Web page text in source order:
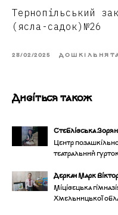
Тернопільський
(ясла-садок)№26
28/02/2025
Дивіться також
Стеблівська
Центр
театральний
Деркач Марк
Міцівецька
Хмельницької